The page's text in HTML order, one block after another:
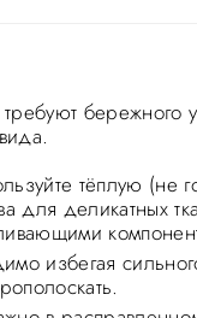
бережного
тёплую (не
для деликатных
избегая